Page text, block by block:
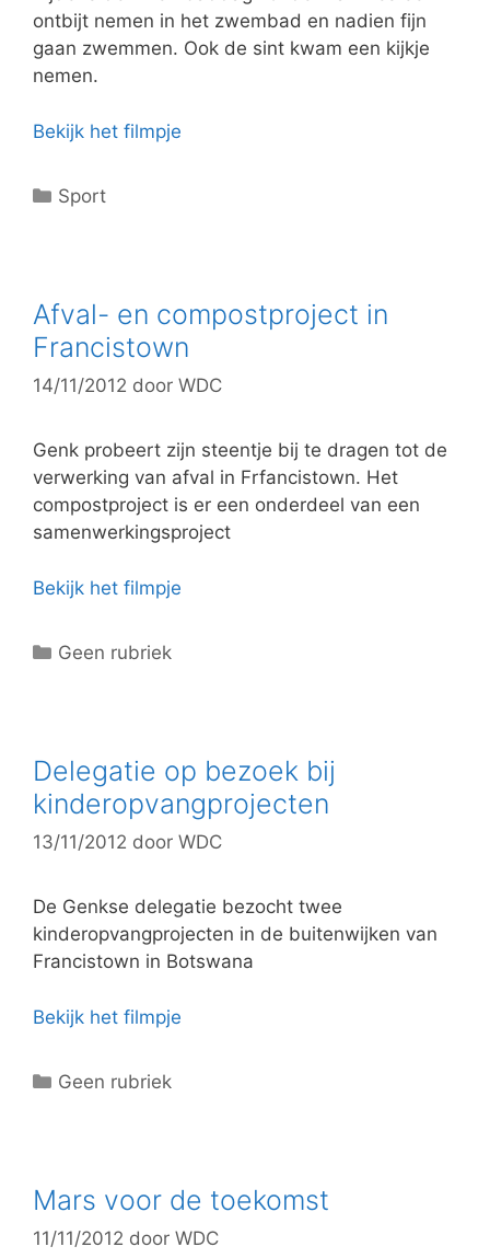
n
ontbijt nemen in het zwembad en nadien fijn
gaan zwemmen. Ook de sint kwam een kijkje
nemen.
Bekijk het filmpje
C
g
r
i
ë
n
Sport
Afval- en compostproject in
Francistown
14/11/2012 door WDC
Genk probeert zijn steentje bij te dragen tot de
verwerking van afval in Frfancistown. Het
compostproject is er een onderdeel van een
samenwerkingsproject
Bekijk het filmpje
C
g
o
r
i
ë
n
Geen rubriek
Delegatie op bezoek bij
kinderopvangprojecten
13/11/2012 door WDC
De Genkse delegatie bezocht twee
kinderopvangprojecten in de buitenwijken van
Francistown in Botswana
Bekijk het filmpje
C
g
o
r
Geen rubriek
Mars voor de toekomst
11/11/2012 door WDC